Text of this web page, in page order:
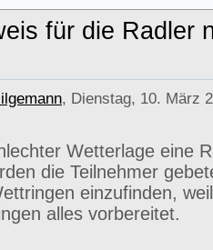
für die Radler
, Dienstag, 10. März
Wetterlage eine
die Teilnehmer
einzufinden,
alles vorbereitet.